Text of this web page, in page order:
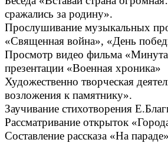
сражались за родину».
Прослушивание музыкальных
«Священная война», «День
Просмотр видео фильма
презентации «Военная хроника»
Художественно творческая
возложения к памятнику».
Заучивание стихотворения
Рассматривание открыток
Составление рассказа «На параде»